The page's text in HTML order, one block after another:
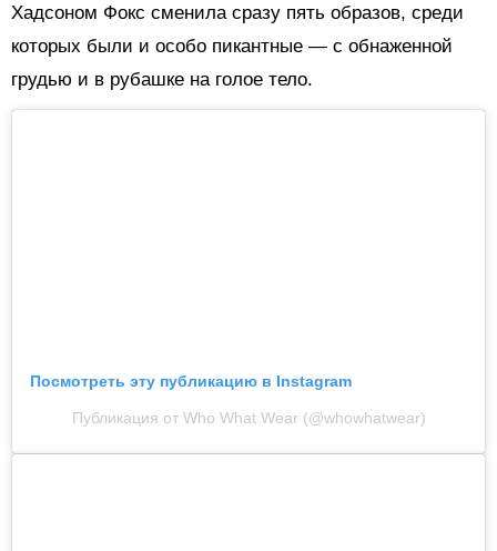
Хадсоном Фокс сменила сразу пять образов, среди
которых были и особо пикантные — с обнаженной
грудью и в рубашке на голое тело.
Посмотреть эту публикацию в Instagram
Публикация от Who What Wear (@whowhatwear)